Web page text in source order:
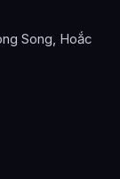
Song, Hoắc